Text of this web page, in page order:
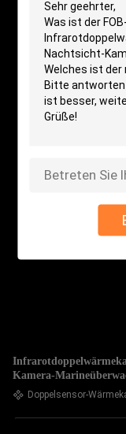
Kamera-
Doppelsensor-